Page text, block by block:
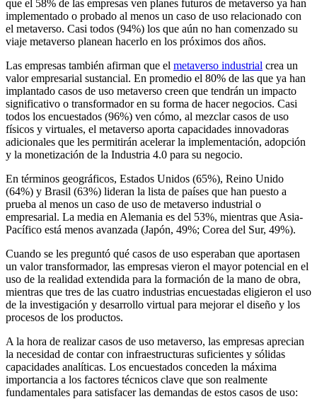
que el 58% de las empresas ven planes futuros de metaverso ya han
implementado o probado al menos un caso de uso relacionado con
el metaverso. Casi todos (94%) los que aún no han comenzado su
viaje metaverso planean hacerlo en los próximos dos años.
Las empresas también afirman que el metaverso industrial crea un
valor empresarial sustancial. En promedio el 80% de las que ya han
implantado casos de uso metaverso creen que tendrán un impacto
significativo o transformador en su forma de hacer negocios. Casi
todos los encuestados (96%) ven cómo, al mezclar casos de uso
físicos y virtuales, el metaverso aporta capacidades innovadoras
adicionales que les permitirán acelerar la implementación, adopción
y la monetización de la Industria 4.0 para su negocio.
En términos geográficos, Estados Unidos (65%), Reino Unido
(64%) y Brasil (63%) lideran la lista de países que han puesto a
prueba al menos un caso de uso de metaverso industrial o
empresarial. La media en Alemania es del 53%, mientras que Asia-
Pacífico está menos avanzada (Japón, 49%; Corea del Sur, 49%).
Cuando se les preguntó qué casos de uso esperaban que aportasen
un valor transformador, las empresas vieron el mayor potencial en el
uso de la realidad extendida para la formación de la mano de obra,
mientras que tres de las cuatro industrias encuestadas eligieron el uso
de la investigación y desarrollo virtual para mejorar el diseño y los
procesos de los productos.
A la hora de realizar casos de uso metaverso, las empresas aprecian
la necesidad de contar con infraestructuras suficientes y sólidas
capacidades analíticas. Los encuestados conceden la máxima
importancia a los factores técnicos clave que son realmente
fundamentales para satisfacer las demandas de estos casos de uso: